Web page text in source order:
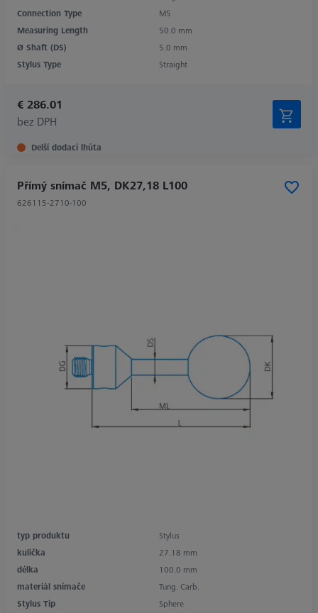
Connection Type
M5
Measuring Length
50.0 mm
Ø Shaft (DS)
5.0 mm
Stylus Type
Straight
€ 286.01
bez DPH
Delší dodací lhůta
Přímý snímač M5, DK27,18 L100
626115-2710-100
typ produktu
Stylus
kulička
27.18 mm
délka
100.0 mm
materiál snímače
Tung. Carb.
Stylus Tip
Sphere